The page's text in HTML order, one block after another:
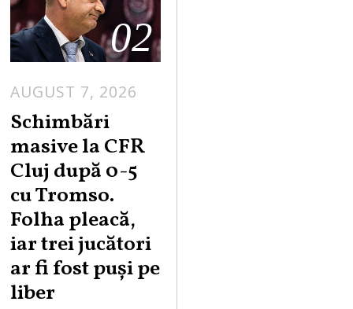
02
AUGUST 7, 2026
Schimbări
masive la CFR
Cluj după 0-5
cu Tromso.
Folha pleacă,
iar trei jucători
ar fi fost puși pe
liber